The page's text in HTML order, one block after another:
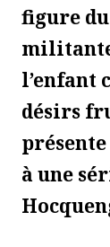
figure
l’enfant
désirs
à une